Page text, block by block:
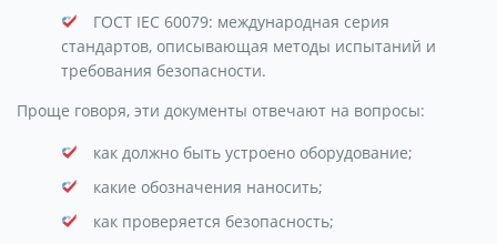
ГОСТ IEC 60079: международная серия
стандартов, описывающая методы испытаний и
требования безопасности.
Проще говоря, эти документы отвечают на вопросы:
как должно быть устроено оборудование;
какие обозначения наносить;
как проверяется безопасность;